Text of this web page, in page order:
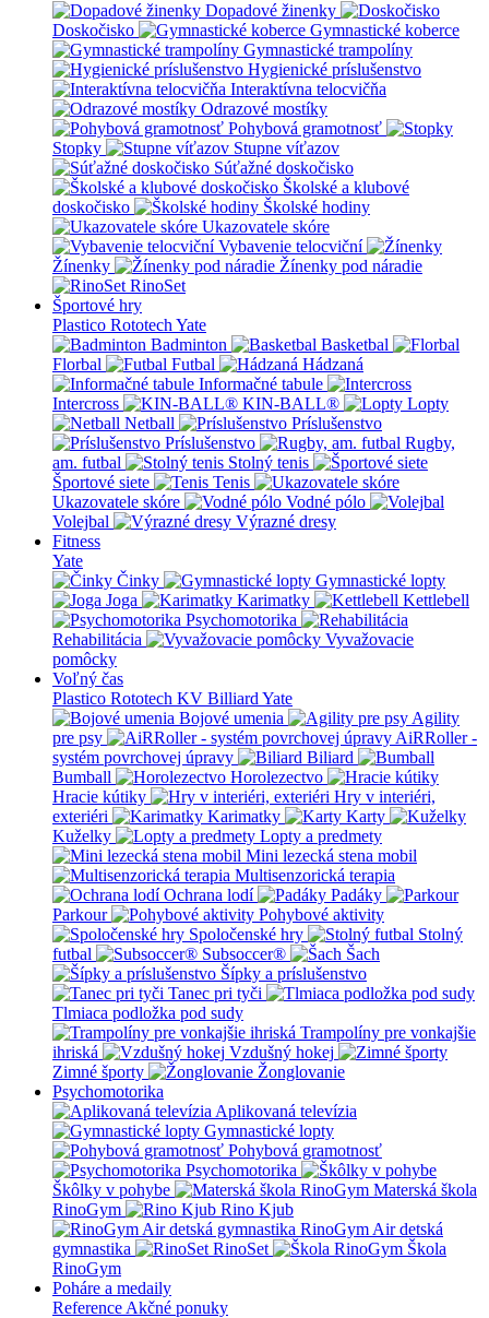
Dopadové žinenky
Doskočisko
Gymnastické koberce
Gymnastické trampolíny
Hygienické príslušenstvo
Interaktívna telocvičňa
Odrazové mostíky
Pohybová gramotnosť
Stopky
Stupne víťazov
Súťažné doskočisko
Školské a klubové
doskočisko
Školské hodiny
Ukazovatele skóre
Vybavenie telocviční
Žínenky
Žínenky pod náradie
RinoSet
Športové hry
Plastico Rototech Yate
Badminton
Basketbal
Florbal
Futbal
Hádzaná
Informačné tabule
Intercross
KIN-BALL®
Lopty
Netball
Príslušenstvo
Príslušenstvo
Rugby,
am. futbal
Stolný tenis
Športové siete
Tenis
Ukazovatele skóre
Vodné pólo
Volejbal
Výrazné dresy
Fitness
Yate
Činky
Gymnastické lopty
Joga
Karimatky
Kettlebell
Psychomotorika
Rehabilitácia
Vyvažovacie
pomôcky
Voľný čas
Plastico Rototech KV Billiard Yate
Bojové umenia
Agility
pre psy
AiRRoller -
systém povrchovej úpravy
Biliard
Bumball
Horolezectvo
Hracie kútiky
Hry v interiéri,
exteriéri
Karimatky
Karty
Kuželky
Lopty a predmety
Mini lezecká stena mobil
Multisenzorická terapia
Ochrana lodí
Padáky
Parkour
Pohybové aktivity
Spoločenské hry
Stolný
futbal
Subsoccer®
Šach
Šípky a príslušenstvo
Tanec pri tyči
Tlmiaca podložka pod sudy
Trampolíny pre vonkajšie
ihriská
Vzdušný hokej
Zimné športy
Žonglovanie
Psychomotorika
Aplikovaná televízia
Gymnastické lopty
Pohybová gramotnosť
Psychomotorika
Škôlky v pohybe
Materská škola
RinoGym
Rino Kjub
RinoGym Air detská
gymnastika
RinoSet
Škola
RinoGym
Poháre a medaily
Reference Akčné ponuky